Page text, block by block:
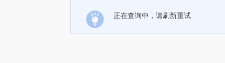
正在查询中，请刷新重试